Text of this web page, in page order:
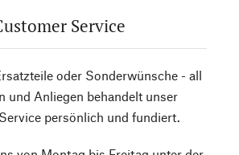
Service
oder Sonderwünsche - all
und Anliegen behandelt unser
persönlich und fundiert.